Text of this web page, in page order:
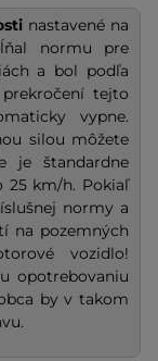
nastavené na
normu pre
a bol podľa
tejto
vypne.
silou môžete
je štandardne
25 km/h. Pokiaľ
normy a
na pozemných
vozidlo!
opotrebovaniu
by v takom